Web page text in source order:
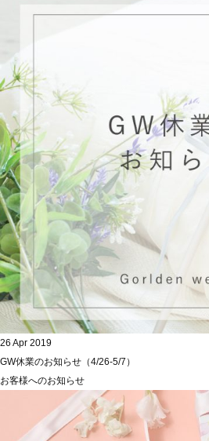
26 Apr 2019
GW休業のお知らせ（4/26-5/7）
お客様へのお知らせ